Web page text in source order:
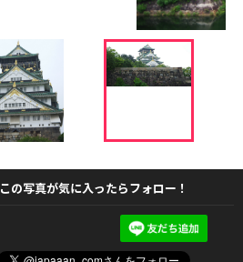
この写真が気に入ったらフォロー！